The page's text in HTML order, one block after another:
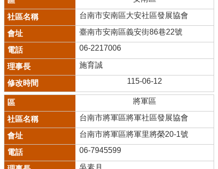
台南市安南區大安社區發展協會
臺南市安南區義安街86巷22號
06-2217006
施育誠
115-06-12
將軍區
台南市將軍區將軍社區發展協會
台南市將軍區將軍里將榮20-1號
06-7945599
吳素月